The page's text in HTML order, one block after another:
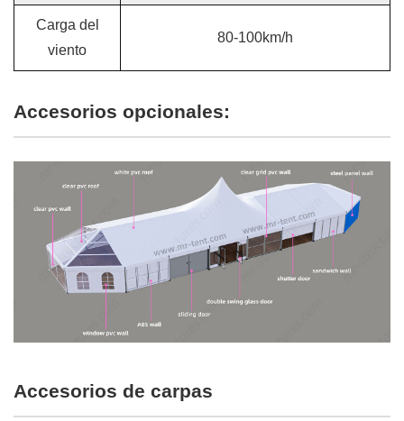
Carga del
viento
80-100km/h
Accesorios opcionales:
Accesorios de carpas